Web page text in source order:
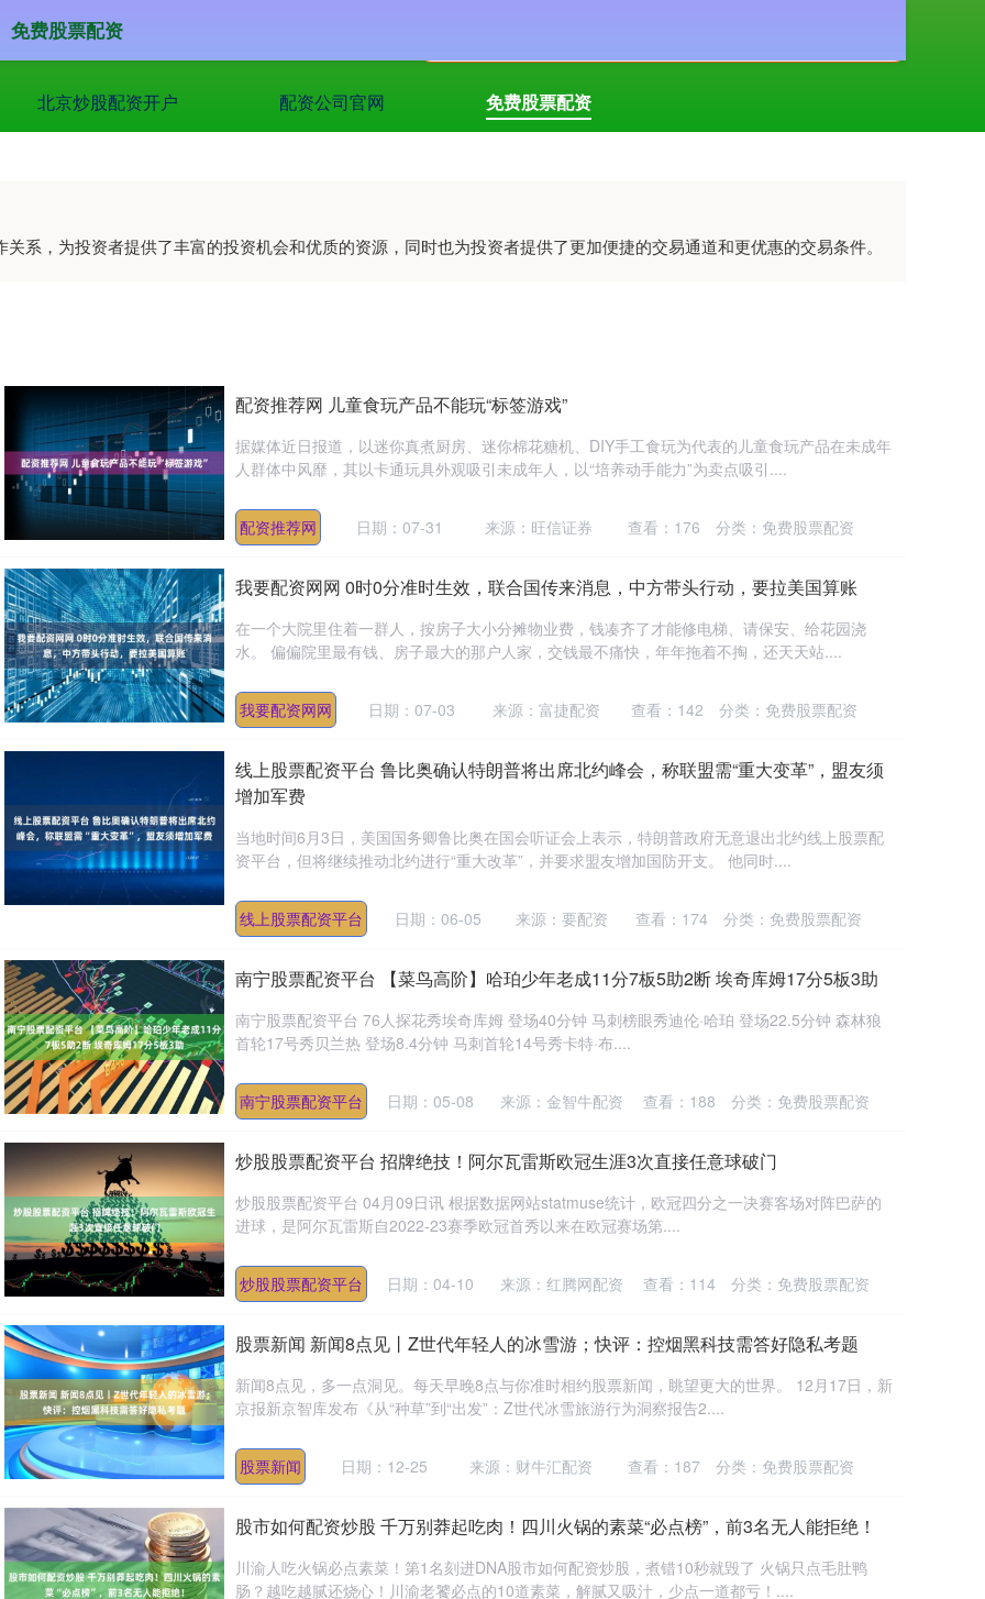
北京炒股配资开户 配资公司官网 免费股票配资
系，为投资者提供了丰富的投资机会和优质的资源，同时也为投资者提供了更加便捷的交易通道和更优惠的交易条件。
免费股票配资
配资推荐网 儿童食玩产品不能玩“标签游戏”
据媒体近日报道，以迷你真煮厨房、迷你棉花糖机、DIY手工食玩为代表的儿童食玩产品在未成年
人群体中风靡，其以卡通玩具外观吸引未成年人，以“培养动手能力”为卖点吸引....
配资推荐网 日期：07-31 来源：旺信证券 查看： 176 分类： 免费股票配资
我要配资网网 0时0分准时生效，联合国传来消息，中方带头行动，要拉美国算账
在一个大院里住着一群人，按房子大小分摊物业费，钱凑齐了才能修电梯、请保安、给花园浇
水。 偏偏院里最有钱、房子最大的那户人家，交钱最不痛快，年年拖着不掏，还天天站....
我要配资网网 日期：07-03 来源：富捷配资 查看： 142 分类： 免费股票配资
线上股票配资平台 鲁比奥确认特朗普将出席北约峰会，称联盟需“重大变革”，盟友须
增加军费
当地时间6月3日，美国国务卿鲁比奥在国会听证会上表示，特朗普政府无意退出北约线上股票配
资平台，但将继续推动北约进行“重大改革”，并要求盟友增加国防开支。 他同时....
线上股票配资平台 日期：06-05 来源：要配资 查看： 174 分类： 免费股票配资
南宁股票配资平台 【菜鸟高阶】哈珀少年老成11分7板5助2断 埃奇库姆17分5板3助
南宁股票配资平台 76人探花秀埃奇库姆 登场40分钟 马刺榜眼秀迪伦·哈珀 登场22.5分钟 森林狼
首轮17号秀贝兰热 登场8.4分钟 马刺首轮14号秀卡特·布....
南宁股票配资平台 日期：05-08 来源：金智牛配资 查看： 188 分类： 免费股票配资
炒股股票配资平台 招牌绝技！阿尔瓦雷斯欧冠生涯3次直接任意球破门
炒股股票配资平台 04月09日讯 根据数据网站statmuse统计，欧冠四分之一决赛客场对阵巴萨的
进球，是阿尔瓦雷斯自2022-23赛季欧冠首秀以来在欧冠赛场第....
炒股股票配资平台 日期：04-10 来源：红腾网配资 查看： 114 分类： 免费股票配资
股票新闻 新闻8点见丨Z世代年轻人的冰雪游；快评：控烟黑科技需答好隐私考题
新闻8点见，多一点洞见。每天早晚8点与你准时相约股票新闻，眺望更大的世界。 12月17日，新
京报新京智库发布《从“种草”到“出发”：Z世代冰雪旅游行为洞察报告2....
股票新闻 日期：12-25 来源：财牛汇配资 查看： 187 分类： 免费股票配资
股市如何配资炒股 千万别莽起吃肉！四川火锅的素菜“必点榜”，前3名无人能拒绝！
川渝人吃火锅必点素菜！第1名刻进DNA股市如何配资炒股，煮错10秒就毁了 火锅只点毛肚鸭
肠？越吃越腻还烧心！川渝老饕必点的10道素菜，解腻又吸汁，少点一道都亏！....